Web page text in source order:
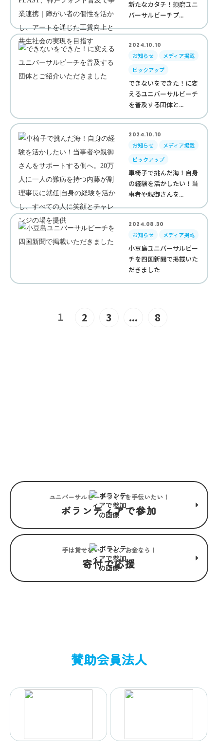
新たなカタチ！須磨ユニ
バーサルビーチプ...
2024.10.10
お知らせ
メディア掲載
ピックアップ
できないをできた！に変
えるユニバーサルビーチ
を普及する団体と...
2024.10.10
お知らせ
メディア掲載
ピックアップ
車椅子で挑んだ海！自身
の経験を活かしたい！当
事者や親御さんを...
2024.08.30
お知らせ
メディア掲載
小豆島ユニバーサルビー
チを四国新聞で掲載いた
だきました
1 2 3 ... 8
ユニバーサルビーチつくりを手伝いたい！
ボランティアで参加
手は貸せない。でも、お金なら！
寄付で応援
賛助会員法人